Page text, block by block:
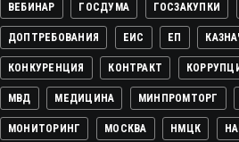
ВЕБИНАР ГОСДУМА ГОСЗАКУПКИ
ДОПТРЕБОВАНИЯ ЕИС ЕП
КОНКУРЕНЦИЯ КОНТРАКТ
МВД МЕДИЦИНА МИНПРОМТОРГ
МОНИТОРИНГ МОСКВА НМЦК